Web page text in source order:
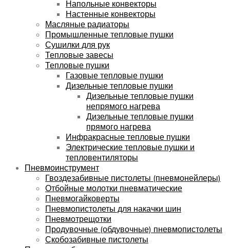
Напольные конвекторы
Настенные конвекторы
Масляные радиаторы
Промышленные тепловые пушки
Сушилки для рук
Тепловые завесы
Тепловые пушки
Газовые тепловые пушки
Дизельные тепловые пушки
Дизельные тепловые пушки
непрямого нагрева
Дизельные тепловые пушки
прямого нагрева
Инфракрасные тепловые пушки
Электрические тепловые пушки и
тепловентиляторы
Пневмоинструмент
Гвоздезабивные пистолеты (пневмонейлеры)
Отбойные молотки пневматические
Пневмогайковерты
Пневмопистолеты для накачки шин
Пневмотрещотки
Продувочные (обдувочные) пневмопистолеты
Скобозабивные пистолеты